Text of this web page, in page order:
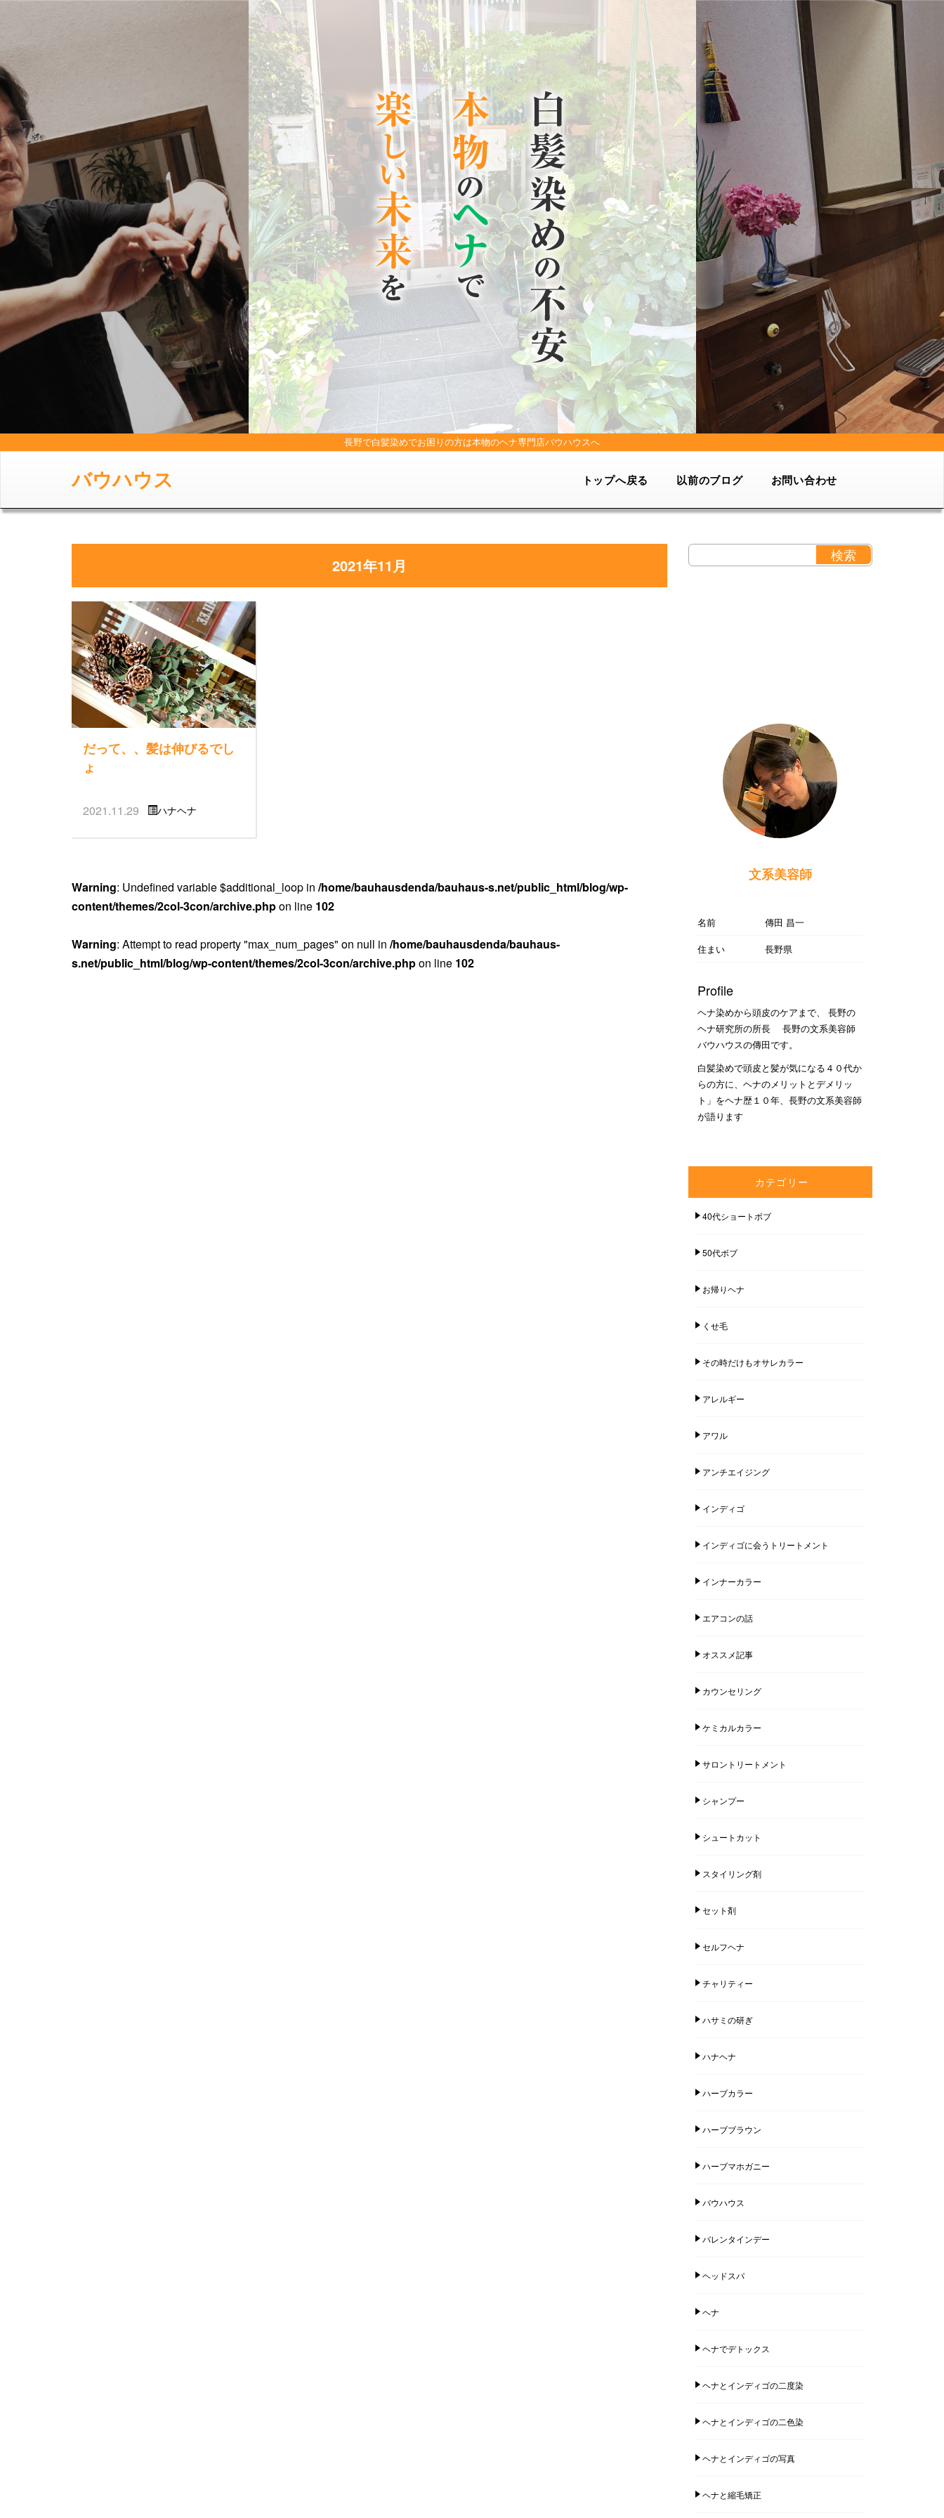
長野で白髪染めでお困りの方は本物のヘナ専門店バウハウスへ
バウハウス トップへ戻る 以前のブログ お問い合わせ
2021年11月
だって、、髪は伸びるでし
ょ
2021.11.29 ハナヘナ
Warning: Undefined variable $additional_loop in /home/bauhausdenda/bauhaus-s.net/public_html/blog/wp-
content/themes/2col-3con/archive.phpon line 102
Warning: Attempt to read property "max_num_pages" on null in /home/bauhausdenda/bauhaus-
s.net/public_html/blog/wp-content/themes/2col-3con/archive.phpon line 102
文系美容師
名前
傳田 昌一
住まい
長野県
Profile
ヘナ染めから頭皮のケアまで、 長野の
ヘナ研究所の所長 長野の文系美容師
バウハウスの傳田です。
白髪染めで頭皮と髪が気になる４０代か
らの方に、ヘナのメリットとデメリッ
ト」をヘナ歴１０年、長野の文系美容師
が語ります
カテゴリー
40代ショートボブ
50代ボブ
お帰りヘナ
くせ毛
その時だけもオサレカラー
アレルギー
アワル
アンチエイジング
インディゴ
インディゴに会うトリートメント
インナーカラー
エアコンの話
オススメ記事
カウンセリング
ケミカルカラー
サロントリートメント
シャンプー
シュートカット
スタイリング剤
セット剤
セルフヘナ
チャリティー
ハサミの研ぎ
ハナヘナ
ハーブカラー
ハーブブラウン
ハーブマホガニー
バウハウス
バレンタインデー
ヘッドスパ
ヘナ
ヘナでデトックス
ヘナとインディゴの二度染
ヘナとインディゴの二色染
ヘナとインディゴの写真
ヘナと縮毛矯正